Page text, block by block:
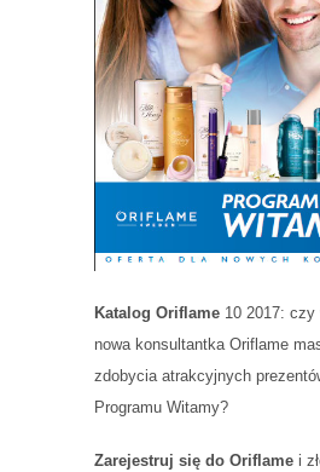
Katalog Oriflame 10 2017:
nowa konsultantka Oriflame
zdobycia atrakcyjnych
Programu Witamy?
Zarejestruj się do Oriflame i